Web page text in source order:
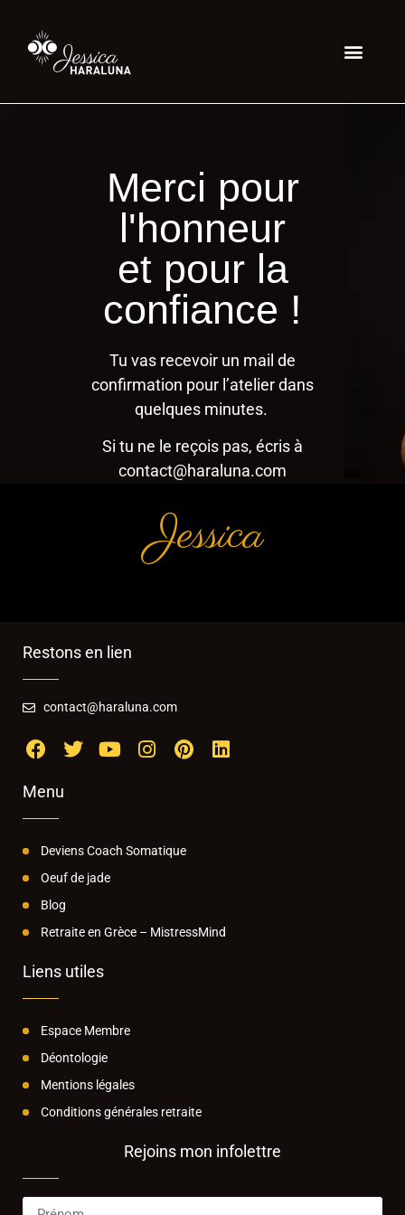
Merci pour
l'honneur
et pour la
confiance !
Tu vas recevoir un mail de
confirmation pour l’atelier dans
quelques minutes.
Si tu ne le reçois pas, écris à
contact@haraluna.com
Jessica
Restons en lien
contact@haraluna.com
Menu
Deviens Coach Somatique
Oeuf de jade
Blog
Retraite en Grèce – MistressMind
Liens utiles
Espace Membre
Déontologie
Mentions légales
Conditions générales retraite
Rejoins mon infolettre